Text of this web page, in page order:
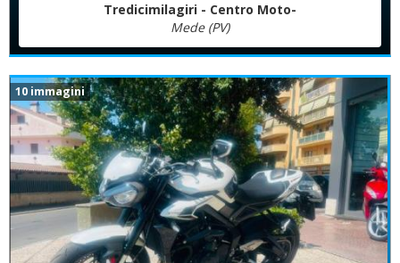
Tredicimilagiri - Centro Moto-
Mede (PV)
10 immagini